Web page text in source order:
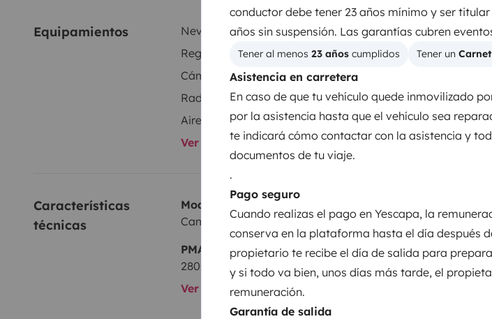
conductor debe tener 23 años mínimo y ser
años sin suspensión. Las garantías cubren
Tener al menos 23 años cumplidos Tener un
Asistencia en carretera
En caso de que tu vehículo quede inmovilizado
por la asistencia hasta que el vehículo sea
te indicará cómo contactar con la asistencia y
documentos de tu viaje.
.
Pago seguro
Cuando realizas el pago en Yescapa, la
conserva en la plataforma hasta el día después
propietario te recibe el día de salida para
y si todo va bien, unos días más tarde, el
remuneración.
Garantía de salida
Equipamientos Nevera
Dirección
Regulador de velocidad
Cierre
Cámara de marcha atrás
Radio
Bluetooth
Aire acondicionado en cabina
Ver todos los equipamientos
Características
técnicas
Modelo
Campster CAMPSTER
2022
PMA:
2800 kg
Altura
1,99 m
Ver todas las características